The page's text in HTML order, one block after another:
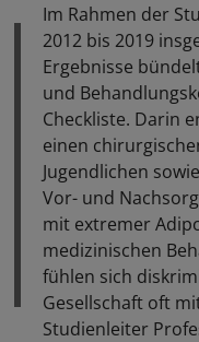
Im Rahmen der
2012 bis 2019
Ergebnisse
und
Checkliste. Darin
einen
Jugendlichen
Vor- und
mit extremer
medizinischen
fühlen sich
Gesellschaft oft
Studienleiter